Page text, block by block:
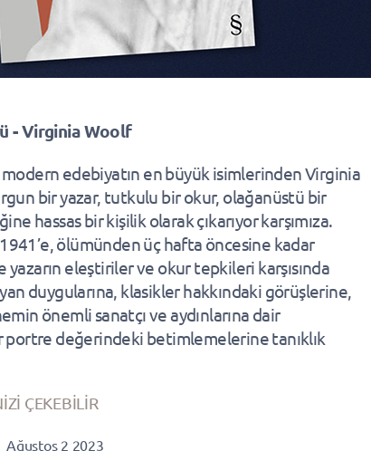
- Virginia Woolf
modern edebiyatın en büyük isimlerinden Virginia
bir yazar, tutkulu bir okur, olağanüstü bir
hassas bir kişilik olarak çıkarıyor karşımıza.
ölümünden üç hafta öncesine kadar
eleştiriler ve okur tepkileri karşısında
duygularına, klasikler hakkındaki görüşlerine,
önemli sanatçı ve aydınlarına dair
portre değerindeki betimlemelerine tanıklık
ÇEKEBİLİR
Ağustos 2 2023